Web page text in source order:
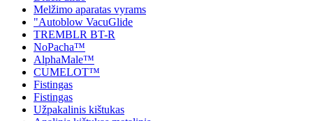
Melžimo aparatas vyrams
"Autoblow VacuGlide
TREMBLR BT-R
NoPacha™
AlphaMale™
CUMELOT™
Fistingas
Fistingas
Užpakalinis kištukas